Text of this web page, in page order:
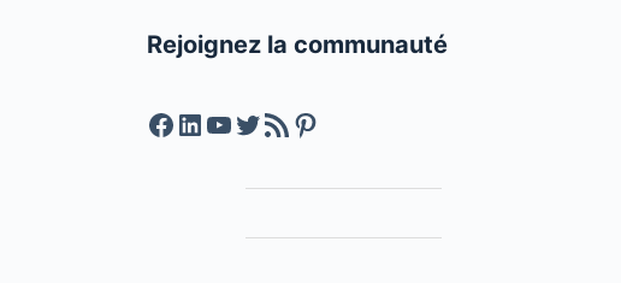
Rejoignez la communauté
Facebook
LinkedIn
YouTube
Twitter
Feed RSSPinterest